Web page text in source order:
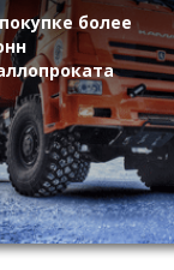
более